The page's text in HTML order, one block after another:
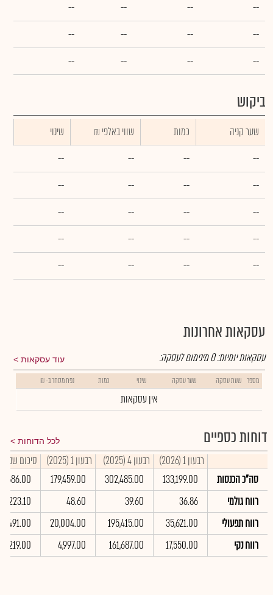
--
--
--
--
--
--
--
--
--
--
--
--
ביקוש
שער קניה כמות ₪ שווי באלפי
שינוי
--
--
--
--
--
--
--
--
--
--
--
--
--
--
--
--
--
--
--
--
עסקאות אחרונות
עוד עסקאות עסקאות יומיות:0מינימום לעסקה:
מספר שעת עסקה שער עסקה שינוי כמות נפח מסחר ב- ₪
אין עסקאות
דוחות כספיים לכל הדוחות
רבעון 1 (2026) רבעון 4 (2025) רבעון 1 (2025)
סיכום שנתי 2025
סה"כ הכנסות
133,199.00
302,485.00
179,459.00
רווח גולמי
36.86
39.60
48.60
223.10
רווח תפעולי
35,621.00
195,415.00
20,004.00
רווח נקי
17,550.00
161,687.00
4,997.00